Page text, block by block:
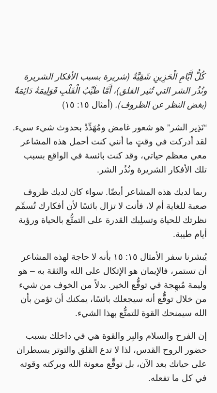
كُلُّ أَيَّامِ الْحَزِينِ شَقِيَّةٌ (شريرة بسبب الأفكار الشريرة
ونُذُر الشر التي تُثير القلق)، أَمَّا طَيِّبُ الْقَلْبِ فَوَلِيمَةٌ دَائِمَةٌ
(بغض النظر عن الظروف). (أمثال ١٥: ١٥)
“نَذِير الشر” هو شعور غامض ومُهَدِّدْ بحدوث شيء سيء.
لقد أدركت في وقتٍ ما أنني كنت أحمل هذه المشاعر
معي معظم حياتي، وقد كنت بائسة في الواقع بسبب
تلك الأفكار الشريرة ونُذُر الشر.
ربما لديك هذه المشاعر أيضًا. سواء كان لديك ظروف
صعبة للغاية أم لا، فأنت لا تزال بائسًا لأن أفكارك تُسمِّم
نظرتك للحياة وتسلِبك القدرة على التمتُّع بالحياة ورؤية
أيام طيبة.
يُبشرنا سفر الأمثال ١٥: ١٥ بأنه لا حاجة لهذه المشاعر
أن تستمر، فالإيمان هو الإتكال على الله والثقة به – هو
وليمة مُبهِجة في توقُّع الخير. بدلاً من الخوف من شيء
من خلال توقُّع أنه سيجعلك بائسًا، يمكنك أن تؤمن بأن
الله سيمنحك القوة للتمتُّع بهذا الشيء.
إن الفرح والسلام والبِر والقوة هي في داخلك بسبب
حضور الروح القدس، لذا لا تدع القلق والتوتر يسيطران
على حياتك بعد الآن، بل توقَّع معونة الله وبركته وقوته
في كل ما تفعله.